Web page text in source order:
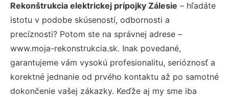
Rekonštrukcia elektrickej prípojky Zálesie – hľadáte
istotu v podobe skúseností, odbornosti a
precíznosti? Potom ste na správnej adrese –
www.moja-rekonstrukcia.sk. Inak povedané,
garantujeme vám vysokú profesionalitu, serióznosť a
korektné jednanie od prvého kontaktu až po samotné
dokončenie vašej zákazky. Keďže aj my sme iba